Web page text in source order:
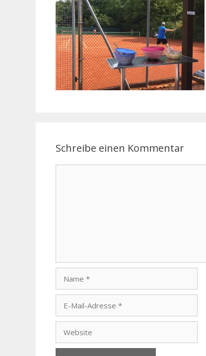
Schreibe einen Kommentar
Mail-
Adresse